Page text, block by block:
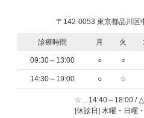
〒142-0053 東京都品川区
診療時間 月 火
09:30～13:00 ○ ○
14:30～19:00 ○ ☆
☆…14:40～18:00 /
[休診日] 木曜・日曜